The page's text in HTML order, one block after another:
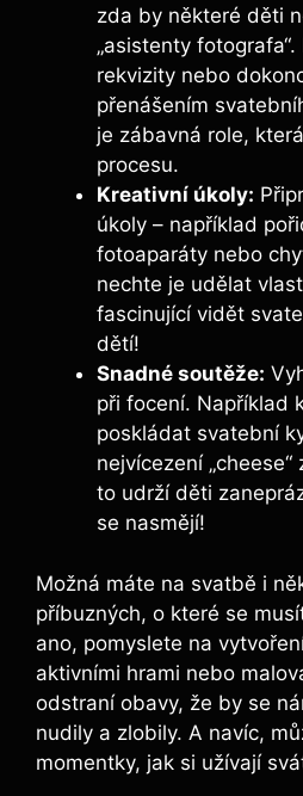
zda by některé ⁢děti
„asistenty
rekvizity ⁢nebo
přenášením
je zábavná role,
procesu.
Kreativní úkoly:
úkoly – například
fotoaparáty nebo
nechte je udělat
fascinující vidět
dětí!
Snadné soutěže:
při⁤ focení. Například
poskládat svatební
nejvícezení
⁢to udrží děti
se nasmějí!
Možná máte ⁣na svatbě ‍i
příbuzných, o které se⁤
ano, pomyslete na
aktivními hrami⁣ nebo
odstraní obavy, že by se
nudily a zlobily. A navíc,
momentky, jak si užívají